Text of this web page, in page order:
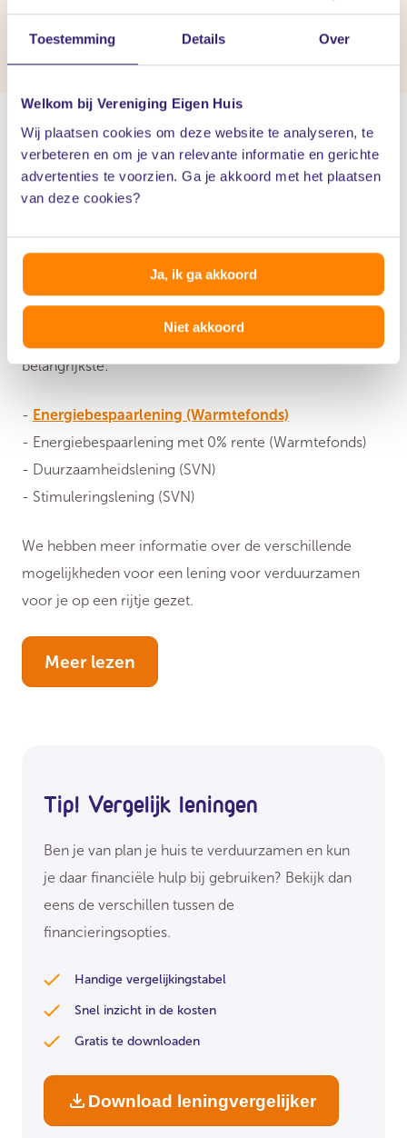
Toestemming Details Over
Welkom bij Vereniging Eigen Huis
Wij plaatsen cookies om deze website te analyseren, te
verbeteren en om je van relevante informatie en gerichte
advertenties te voorzien. Ga je akkoord met het plaatsen
van deze cookies?
Ja, ik ga akkoord
Niet akkoord
Verduurzamen financieren
Eenwarmtepomp, betere isolatie ofzonnepanelen:
hoe financier je dit? Mogelijk kun je extra
hypotheekruimte benutten, maar kijk ook altijd welke
subsidies en leningen beschikbaar zijn. Dit zijn de
belangrijkste:
- Energiebespaarlening (Warmtefonds)
- Energiebespaarlening met 0% rente (Warmtefonds)
- Duurzaamheidslening (SVN)
- Stimuleringslening (SVN)
We hebben meer informatie over de verschillende
mogelijkheden voor een lening voor verduurzamen
voor je op een rijtje gezet.
Meer lezen
Tip! Vergelijk leningen
Ben je van plan je huis te verduurzamen en kun
je daar financiële hulp bij gebruiken? Bekijk dan
eens de verschillen tussen de
financieringsopties.
Handige vergelijkingstabel
Snel inzicht in de kosten
Gratis te downloaden
Download leningvergelijker